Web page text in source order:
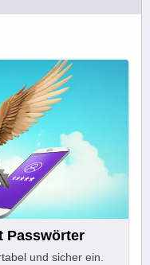
Passwörter
und sicher ein.